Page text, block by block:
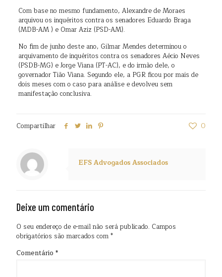
Com base no mesmo fundamento, Alexandre de Moraes
arquivou os inquéritos contra os senadores Eduardo Braga
(MDB-AM ) e Omar Aziz (PSD-AM).
No fim de junho deste ano, Gilmar Mendes determinou o
arquivamento de inquéritos contra os senadores Aécio Neves
(PSDB-MG) e Jorge Viana (PT-AC), e do irmão dele, o
governador Tião Viana. Segundo ele, a PGR ficou por mais de
dois meses com o caso para análise e devolveu sem
manifestação conclusiva.
Compartilhar 0
EFS Advogados Associados
Deixe um comentário
O seu endereço de e-mail não será publicado. Campos
obrigatórios são marcados com*
Comentário *